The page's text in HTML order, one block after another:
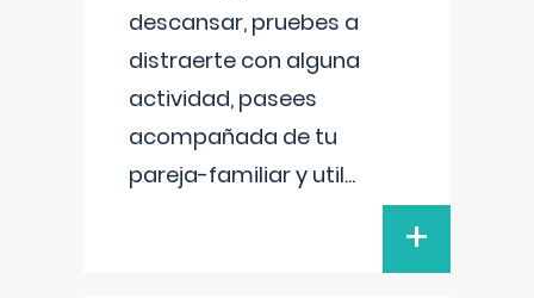
descansar, pruebes a
distraerte con alguna
actividad, pasees
acompañada de tu
pareja-familiar y util...
+